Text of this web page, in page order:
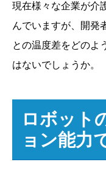
現在様々な企業が介
んでいますが、開発
との温度差をどのよ
はないでしょうか。
ロボット
ョン能力